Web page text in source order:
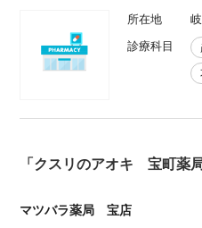
所在地
診療科目
「クスリのアオキ 宝町薬
マツバラ薬局 宝店